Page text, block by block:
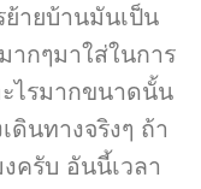
ายบ้านมันเป็น
ากๆมาใส่ในการ
ไรมากขนาดนั้น
ดินทางจริงๆ ถ้า
ครับ อันนี้เวลา